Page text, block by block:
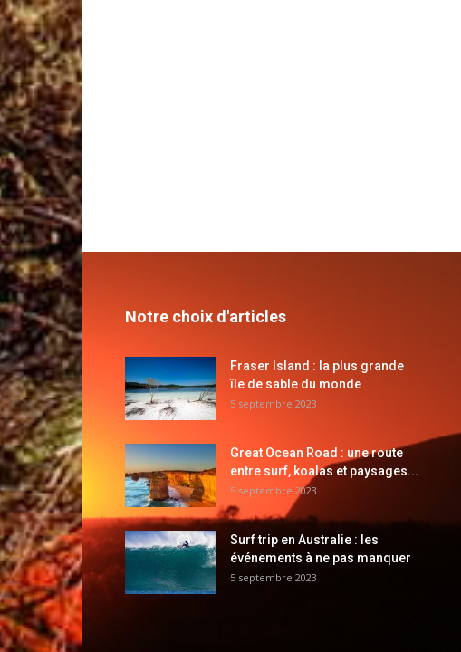
Notre choix d'articles
Fraser Island : la plus grande
île de sable du monde
5 septembre 2023
Great Ocean Road : une route
entre surf, koalas et paysages...
5 septembre 2023
Surf trip en Australie : les
événements à ne pas manquer
5 septembre 2023